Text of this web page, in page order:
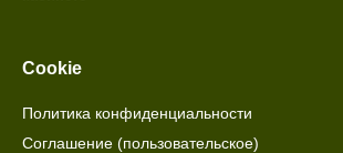
Cookie
Политика конфиденциальности
Соглашение (пользовательское)